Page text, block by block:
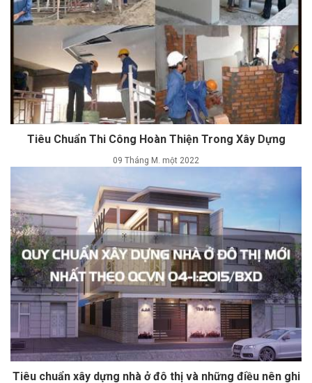
Tiêu Chuẩn Thi Công Hoàn Thiện Trong Xây Dựng
09 Tháng M. một 2022
Tiêu chuẩn xây dựng nhà ở đô thị và những điều nên ghi